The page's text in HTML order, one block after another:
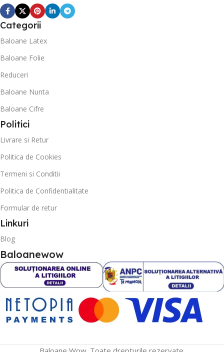
Categorii
Baloane Latex
Baloane Folie
Reduceri
Baloane Nunta
Baloane Cifre
Politici
Livrare si Retur
Politica de Cookies
Termeni si Conditii
Politica de Confidentialitate
Formular de retur
Linkuri
Blog
Baloanewow